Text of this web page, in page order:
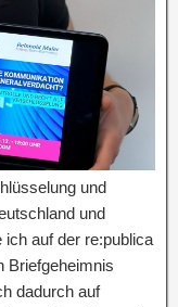
und
und
auf der re:publica
Briefgeheimnis
dadurch auf